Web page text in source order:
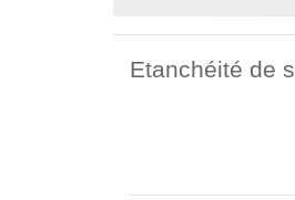
Etanchéité de